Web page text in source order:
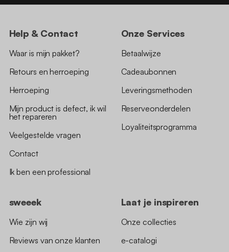
Help & Contact
Waar is mijn pakket?
Retours en herroeping
Herroeping
Mijn product is defect, ik wil
het repareren
Veelgestelde vragen
Contact
Ik ben een professional
Onze Services
Betaalwijze
Cadeaubonnen
Leveringsmethoden
Reserveonderdelen
Loyaliteitsprogramma
sweeek
Wie zijn wij
Reviews van onze klanten
Laat je inspireren
Onze collecties
e-catalogi